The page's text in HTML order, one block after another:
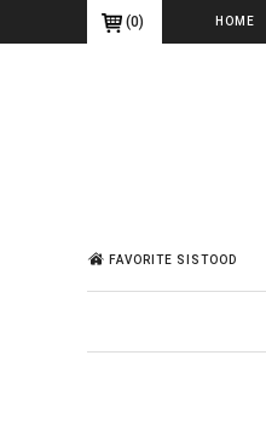
(0) HOME
FAVORITE SISTOOD